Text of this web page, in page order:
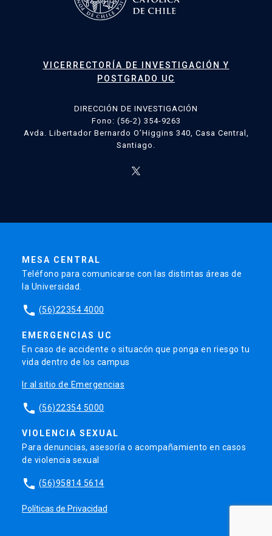
VICERRECTORÍA DE INVESTIGACIÓN Y
POSTGRADO UC
DIRECCIÓN DE INVESTIGACIÓN
Fono: (56-2) 354-9263
Avda. Libertador Bernardo O’Higgins 340, Casa Central,
Santiago.
MESA CENTRAL
Teléfono para comunicarse con las distintas áreas de
la Universidad.
phone (56)22354 4000
EMERGENCIAS UC
En caso de accidente o situacón que ponga en riesgo tu
vida dentro de los campus
Ir al sitio de Emergencias
phone (56)22354 5000
VIOLENCIA SEXUAL
Para denuncias, asesoría o acompañamiento en casos
de violencia sexual
phone (56)95814 5614
Políticas de Privacidad